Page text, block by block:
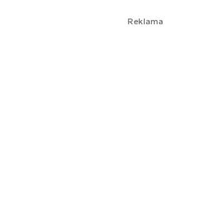
Reklama